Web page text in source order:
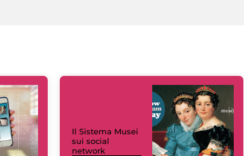
Il Sistema Musei
sui social
network